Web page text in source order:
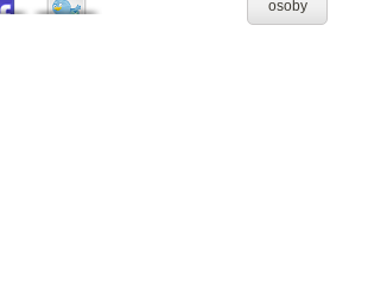
osoby